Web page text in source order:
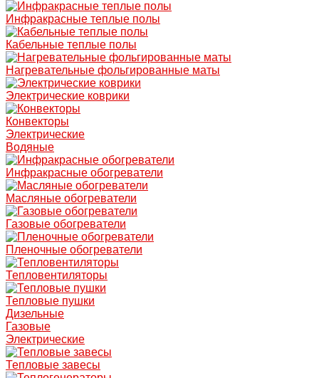
Инфракрасные теплые полы
Кабельные теплые полы
Нагревательные фольгированные маты
Электрические коврики
Конвекторы
Электрические
Водяные
Инфракрасные обогреватели
Масляные обогреватели
Газовые обогреватели
Пленочные обогреватели
Тепловентиляторы
Тепловые пушки
Дизельные
Газовые
Электрические
Тепловые завесы